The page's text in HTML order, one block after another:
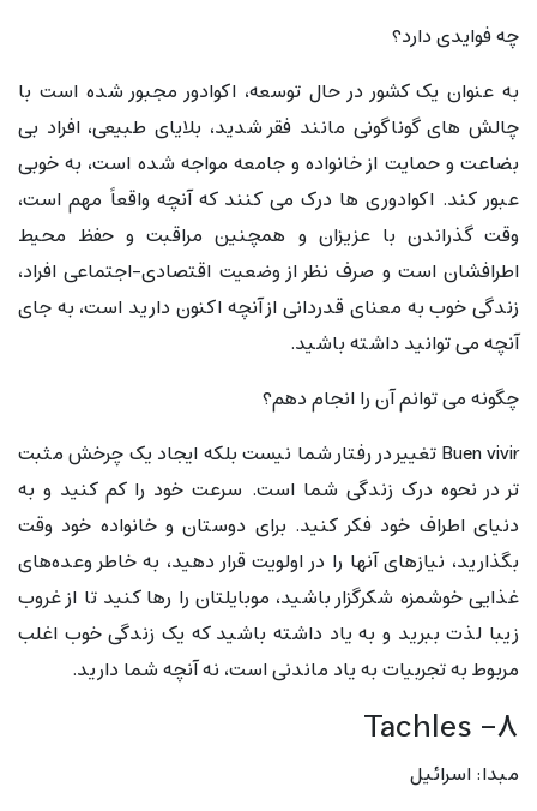
چه فوایدی دارد؟
به عنوان یک کشور در حال توسعه، اکوادور مجبور شده است با
چالش های گوناگونی مانند فقر شدید، بلایای طبیعی، افراد بی
بضاعت و حمایت از خانواده و جامعه مواجه شده است، به خوبی
عبور کند. اکوادوری ها درک می کنند که آنچه واقعاً مهم است،
وقت گذراندن با عزیزان و همچنین مراقبت و حفظ محیط
اطرافشان است و صرف نظر از وضعیت اقتصادی-اجتماعی افراد،
زندگی خوب به معنای قدردانی از آنچه اکنون دارید است، به جای
آنچه می توانید داشته باشید.
چگونه می توانم آن را انجام دهم؟
Buen vivir تغییر در رفتار شما نیست بلکه ایجاد یک چرخش مثبت
تر در نحوه درک زندگی شما است. سرعت خود را کم کنید و به
دنیای اطراف خود فکر کنید. برای دوستان و خانواده خود وقت
بگذارید، نیازهای آنها را در اولویت قرار دهید، به خاطر وعده‌های
غذایی خوشمزه شکرگزار باشید، موبایلتان را رها کنید تا از غروب
زیبا لذت ببرید و به یاد داشته باشید که یک زندگی خوب اغلب
مربوط به تجربیات به یاد ماندنی است، نه آنچه شما دارید.
۸- Tachles
مبدا: اسرائیل